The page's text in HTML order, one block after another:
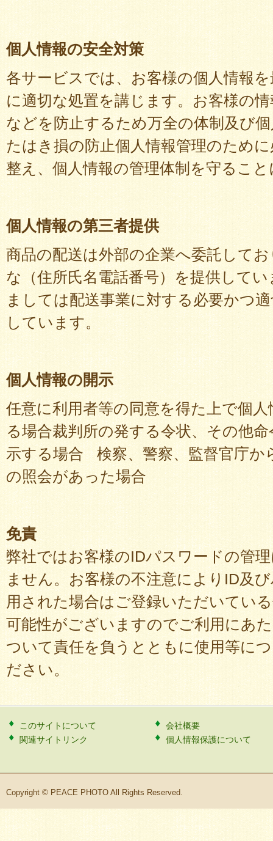
個人情報の安全対策
各サービスでは、お客様の個人情報
に適切な処置を講じます。お客様の
などを防止するため万全の体制及び
たはき損の防止個人情報管理のため
整え、個人情報の管理体制を守るこ
個人情報の第三者提供
商品の配送は外部の企業へ委託して
な（住所氏名電話番号）を提供して
ましては配送事業に対する必要かつ
しています。
個人情報の開示
任意に利用者等の同意を得た上で個
る場合裁判所の発する令状、その他
示する場合 検察、警察、監督官庁か
の照会があった場合
免責
弊社ではお客様のIDパスワードの管
ません。お客様の不注意によりID及
用された場合はご登録いただいてい
可能性がございますのでご利用にあ
ついて責任を負うとともに使用等に
ださい。
このサイトについて
関連サイトリンク
会社概要
個人情報保護について
Copyright © PEACE PHOTO All Rights Reserved.